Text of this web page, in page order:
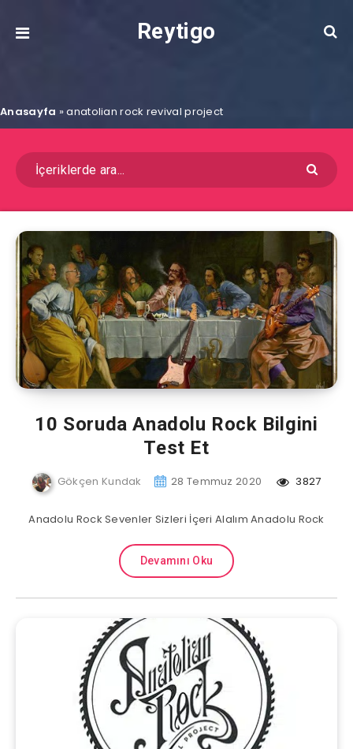
Reytigo
Anasayfa »anatolian rock revival project
10 Soruda Anadolu Rock Bilgini
Test Et
Gökçen Kundak 28 Temmuz 2020 3827
Anadolu Rock Sevenler Sizleri İçeri Alalım Anadolu Rock
Devamını Oku